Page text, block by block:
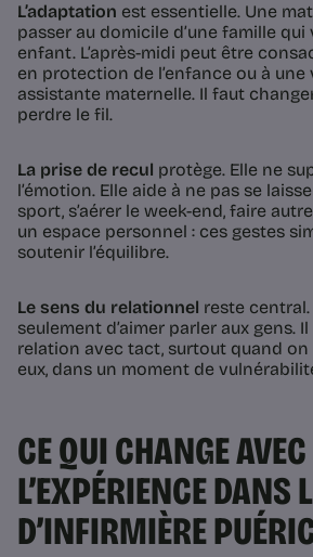
L’adaptation est essentielle. Une
passer au domicile d’une famille qui
enfant. L’après-midi peut être
en protection de l’enfance ou à une
assistante maternelle. Il faut
perdre le fil.
La prise de recul protège. Elle ne
l’émotion. Elle aide à ne pas se
sport, s’aérer le week-end, faire
un espace personnel : ces gestes
soutenir l’équilibre.
Le sens du relationnel reste central.
seulement d’aimer parler aux gens. Il
relation avec tact, surtout quand
eux, dans un moment de
CE QUI CHANGE AVEC
L’EXPÉRIENCE DANS
D’INFIRMIÈRE